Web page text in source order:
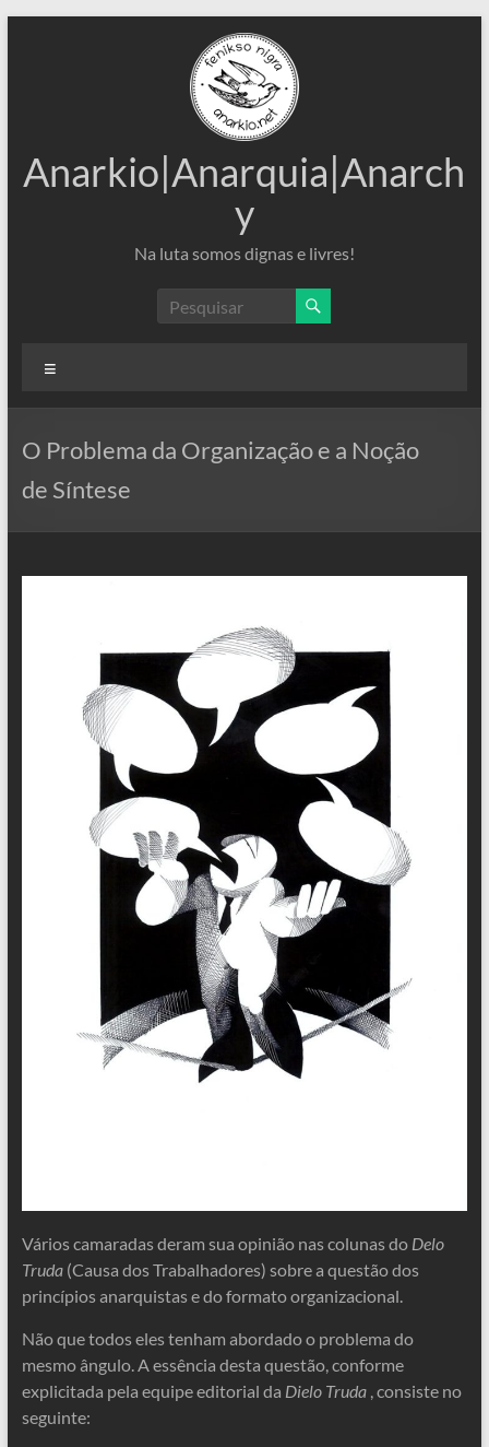
Anarkio|Anarquia|Anarch
y
Na luta somos dignas e livres!
O Problema da Organização e a Noção
de Síntese
Vários camaradas deram sua opinião nas colunas do Delo
Truda(Causa dos Trabalhadores) sobre a questão dos
princípios anarquistas e do formato organizacional.
Não que todos eles tenham abordado o problema do
mesmo ângulo. A essência desta questão, conforme
explicitada pela equipe editorial da Dielo Truda, consiste no
seguinte: